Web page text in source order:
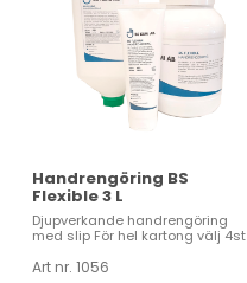
Handrengöring BS
Flexible 3 L
Djupverkande handrengöring
med slip För hel kartong välj 4st
Art nr. 1056